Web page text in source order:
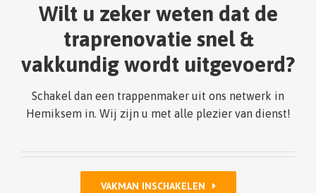
Wilt u zeker weten dat de
traprenovatie snel &
vakkundig wordt uitgevoerd?
Schakel dan een trappenmaker uit ons netwerk in
Hemiksem in. Wij zijn u met alle plezier van dienst!
VAKMAN INSCHAKELEN